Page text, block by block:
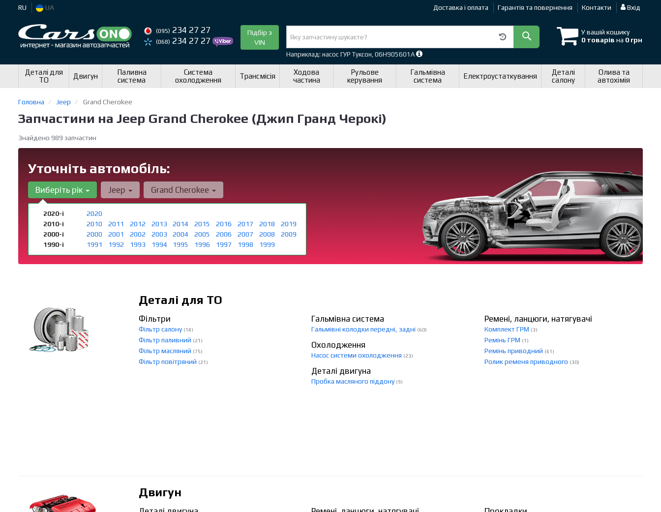
RU UA Доставка і оплата Гарантія та повернення Контакти Вхід
(095) 234 27 27
(068) 234 27 27
Підбір з
VIN
У вашій кошику
0 товарів на 0 грн
Наприклад: насос ГУР Туксон, 06H905601A
Деталі для
ТО
Двигун
Паливна
система
Система
охолодження
Трансмісія
Ходова
частина
Рульове
керування
Гальмівна
система
Електроустаткування
Деталі
салону
Олива та
автохімія
Головна Jeep Grand Cherokee
Запчастини на Jeep Grand Cherokee (Джип Гранд Черокі)
Знайдено 989 запчастин
Уточніть автомобіль:
Виберіть рік
2020-і
2020
2010-і
2010 2011 2012 2013 2014 2015 2016 2017 2018
2019
2000-і
2000 2001 2002 2003 2004 2005 2006 2007 2008
2009
1990-і
1991 1992 1993 1994 1995 1996 1997 1998 1999
Jeep Grand Cherokee
Деталі для ТО
Фільтри
Фільтр салону (14)
Фільтр паливний (21)
Фільтр масляний (75)
Фільтр повітряний (21)
Гальмівна система
Гальмівні колодки передні, задні (60)
Ремені, ланцюги, натягувачі
Комплект ГРМ (3)
Ремінь ГРМ (1)
Ремінь приводний (61)
Ролик ременя приводного (30)
Охолодження
Насос системи охолодження (23)
Деталі двигуна
Пробка масляного піддону (9)
Двигун